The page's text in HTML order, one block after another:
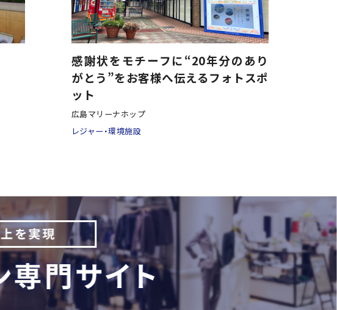
感謝状をモチーフに“20年分のあり
がとう”をお客様へ伝えるフォトスポ
ット
広島マリーナホップ
レジャー・環境施設